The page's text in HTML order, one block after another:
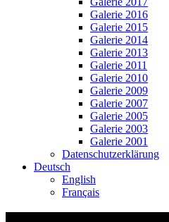
Galerie 2016
Galerie 2015
Galerie 2014
Galerie 2013
Galerie 2011
Galerie 2010
Galerie 2009
Galerie 2007
Galerie 2005
Galerie 2003
Galerie 2001
Datenschutzerklärung
Deutsch
English
Français